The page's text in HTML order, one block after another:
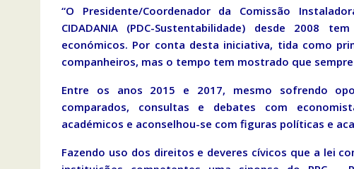
“O Presidente/Coordenador da Comissão
CIDADANIA (PDC-Sustentabilidade) desde 2008
económicos. Por conta desta iniciativa, tida como
companheiros, mas o tempo tem mostrado que
Entre os anos 2015 e 2017, mesmo sofrendo
comparados, consultas e debates com
académicos e aconselhou-se com figuras políticas e
Fazendo uso dos direitos e deveres cívicos que a lei